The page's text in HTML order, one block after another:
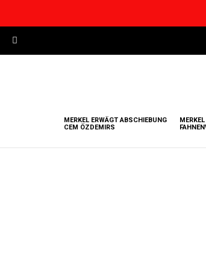
MERKEL ERWÄGT ABSCHIEBUNG
CEM ÖZDEMIRS